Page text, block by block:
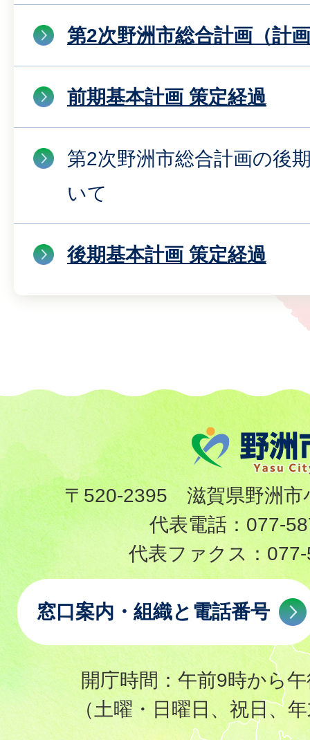
第2次野洲市総合計画（計
前期基本計画 策定経過
第2次野洲市総合計画の後
いて
後期基本計画 策定経過
〒520-2395 滋賀県野洲市
代表電話： 077-
代表ファクス：
窓口案内・組織と電話番号
開庁時間：午前9時から
（土曜・日曜日、祝日、